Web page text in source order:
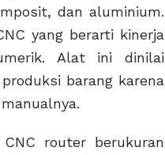
dan aluminium.
yang berarti kinerja
Alat ini dinilai
barang karena
router berukuran